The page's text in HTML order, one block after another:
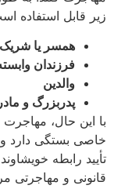
زیر قابل استفاده
همسر یا شریک
فرزندان
والدین
پدربزرگ و
با این حال،
خاصی بستگی دارد
تأیید رابطه
قانونی و مهاجرتی